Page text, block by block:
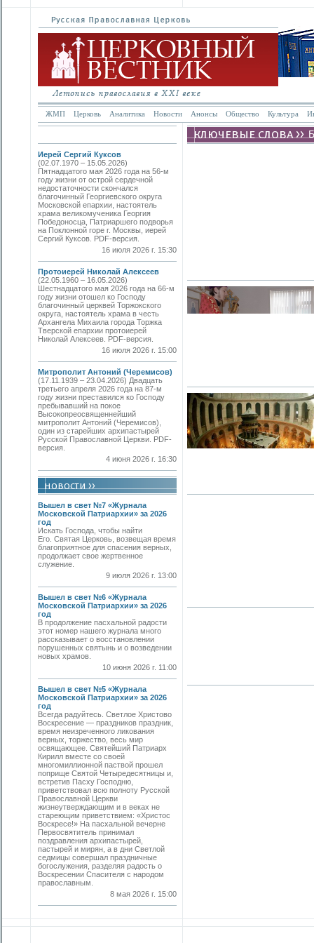
ЖМП Церковь Аналитика Новости Анонсы Общество Культура
Иерей Сергий Куксов
(02.07.1970 – 15.05.2026)
Пятнадцатого мая 2026 года на 56-м
году жизни от острой сердечной
недостаточности скончался
благочинный Георгиевского округа
Московской епархии, настоятель
храма великомученика Георгия
Победоносца, Патриаршего подворья
на Поклонной горе г. Москвы, иерей
Сергий Куксов. PDF-версия.
16 июля 2026 г. 15:30
Протоиерей Николай Алексеев
(22.05.1960 – 16.05.2026)
Шестнадцатого мая 2026 года на 66-м
году жизни отошел ко Господу
благочинный церквей Торжокского
округа, настоятель храма в честь
Архангела Михаила города Торжка
Тверской епархии протоиерей
Николай Алексеев. PDF-версия.
16 июля 2026 г. 15:00
Митрополит Антоний (Черемисов)
(17.11.1939 – 23.04.2026) Двадцать
третьего апреля 2026 года на 87-м
году жизни преставился ко Господу
пребывавший на покое
Высокопреосвященнейший
митрополит Антоний (Черемисов),
один из старейших архипастырей
Русской Православной Церкви. PDF-
версия.
4 июня 2026 г. 16:30
Вышел в свет №7 «Журнала
Московской Патриархии» за 2026
год
Искать Господа, чтобы найти
Его. Святая Церковь, возвещая время
благоприятное для спасения верных,
продолжает свое жертвенное
служение.
9 июля 2026 г. 13:00
Вышел в свет №6 «Журнала
Московской Патриархии» за 2026
год
В продолжение пасхальной радости
этот номер нашего журнала много
рассказывает о восстановлении
порушенных святынь и о возведении
новых храмов.
10 июня 2026 г. 11:00
Вышел в свет №5 «Журнала
Московской Патриархии» за 2026
год
Всегда радуйтесь. Светлое Христово
Воскресение — праздников праздник,
время неизреченного ликования
верных, торжество, весь мир
освящающее. Святейший Патриарх
Кирилл вместе со своей
многомиллионной паствой прошел
поприще Святой Четыредесятницы и,
встретив Пасху Господню,
приветствовал всю полноту Русской
Православной Церкви
жизнеутверждающим и в веках не
стареющим приветствием: «Христос
Воскресе!» На пасхальной вечерне
Первосвятитель принимал
поздравления архипастырей,
пастырей и мирян, а в дни Светлой
седмицы совершал праздничные
богослужения, разделяя радость о
Воскресении Спасителя с народом
православным.
8 мая 2026 г. 15:00